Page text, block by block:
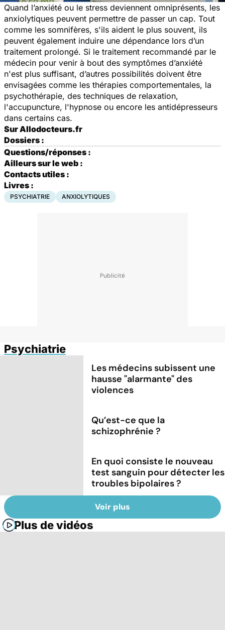
Quand l’anxiété ou le stress deviennent omniprésents, les
anxiolytiques peuvent permettre de passer un cap. Tout
comme les somnifères, s'ils aident le plus souvent, ils
peuvent également induire une dépendance lors d’un
traitement prolongé. Si le traitement recommandé par le
médecin pour venir à bout des symptômes d’anxiété
n'est plus suffisant, d’autres possibilités doivent être
envisagées comme les thérapies comportementales, la
psychothérapie, des techniques de relaxation,
l'accupuncture, l'hypnose ou encore les antidépresseurs
dans certains cas.
Sur Allodocteurs.fr
Dossiers :
Questions/réponses :
Ailleurs sur le web :
Contacts utiles :
Livres :
PSYCHIATRIE ANXIOLYTIQUES
Psychiatrie
Les médecins subissent une
hausse "alarmante" des
violences
Qu’est-ce que la
schizophrénie ?
En quoi consiste le nouveau
test sanguin pour détecter les
troubles bipolaires ?
Voir plus
Plus de vidéos